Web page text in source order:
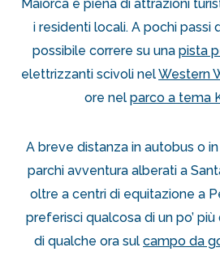
Maiorca è piena di attrazioni
i residenti locali. A pochi passi
possibile correre su una pista
elettrizzanti scivoli nelWestern
ore nel parco a tema
A breve distanza in autobus o
parchi avventura alberati a
oltre a centri di equitazione a
preferisci qualcosa di un po’
di qualche ora sul campo da